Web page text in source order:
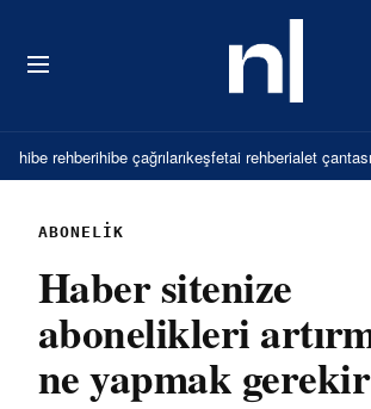
hibe rehberihibe çağrılarıkeşfetai rehberialet çantası
ABONELIK
Haber sitenize
abonelikleri
ne yapmak